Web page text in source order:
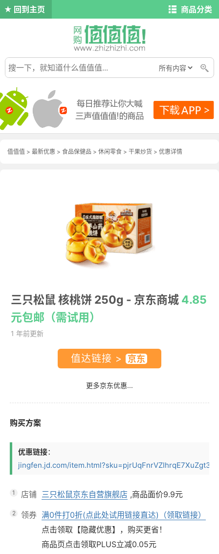
回到主页 商品分类
值值值 > 最新优惠 > 食品保健品 > 休闲零食 > 干果炒货 > 优惠详情
三只松鼠 核桃饼 250g - 京东商城 4.85
元包邮（需试用）
1 年前更新
值达链接 >
更多京东优惠...
购买方案
优惠链接：
jingfen.jd.com/
1 店铺 三只松鼠京东自营旗舰店 ,商品面价9.9元
2 领券 满0件打0折(点此处试用链接直达)（领取链接）
点击领取【隐藏优惠】，购买更省！
商品页点击领取PLUS立减0.05元